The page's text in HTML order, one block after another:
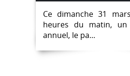
Ce dimanche 31
heures du matin, un
annuel, le pa...